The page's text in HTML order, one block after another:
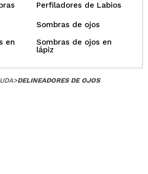
Perfiladores de Labios
Sombras de ojos
en
Sombras de ojos en
lápiz
>DELINEADORES DE OJOS